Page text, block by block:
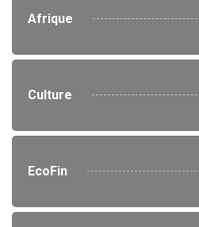
Afrique
Culture
EcoFin